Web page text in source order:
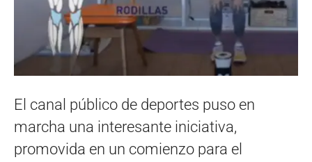
El canal público de deportes puso en
marcha una interesante iniciativa,
promovida en un comienzo para el